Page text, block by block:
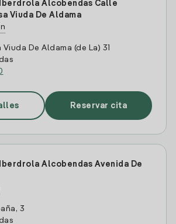
Alcobendas Calle
Viuda De Aldama
De Aldama (de La) 31
Reservar cita
Alcobendas Avenida De
3